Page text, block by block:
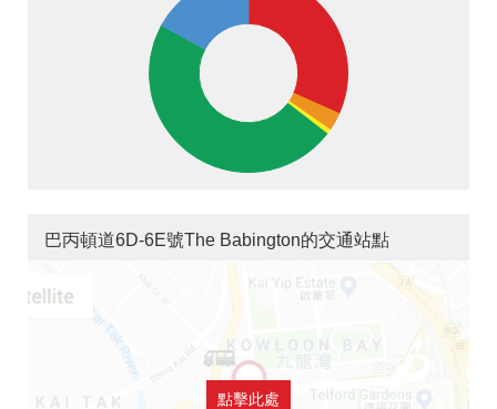
巴丙頓道6D-6E號The Babington的交通站點
點擊此處